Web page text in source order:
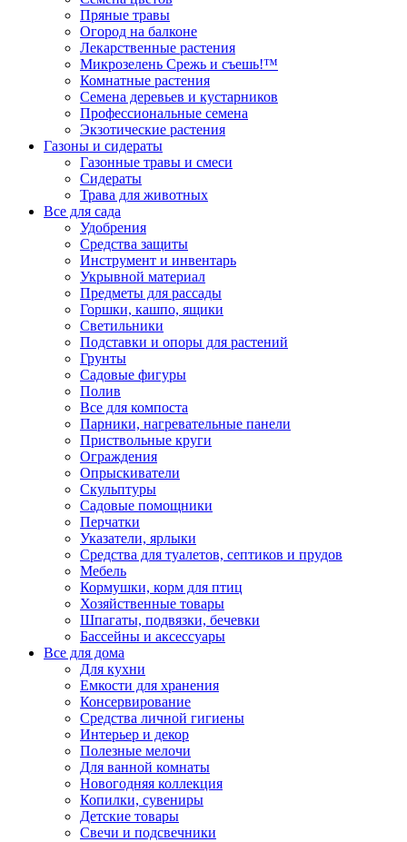
Пряные травы
Огород на балконе
Лекарственные растения
Микрозелень Срежь и съешь!™
Комнатные растения
Семена деревьев и кустарников
Профессиональные семена
Экзотические растения
Газоны и сидераты
Газонные травы и смеси
Сидераты
Трава для животных
Все для сада
Удобрения
Средства защиты
Инструмент и инвентарь
Укрывной материал
Предметы для рассады
Горшки, кашпо, ящики
Светильники
Подставки и опоры для растений
Грунты
Садовые фигуры
Полив
Все для компоста
Парники, нагревательные панели
Приствольные круги
Ограждения
Опрыскиватели
Скульптуры
Садовые помощники
Перчатки
Указатели, ярлыки
Средства для туалетов, септиков и прудов
Мебель
Кормушки, корм для птиц
Хозяйственные товары
Шпагаты, подвязки, бечевки
Бассейны и аксессуары
Все для дома
Для кухни
Емкости для хранения
Консервирование
Средства личной гигиены
Интерьер и декор
Полезные мелочи
Для ванной комнаты
Новогодняя коллекция
Копилки, сувениры
Детские товары
Свечи и подсвечники